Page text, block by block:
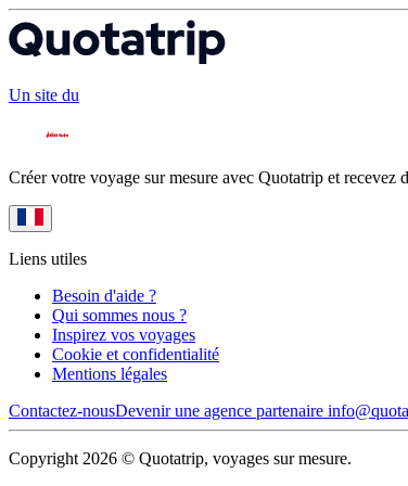
Un site du
Créer votre voyage sur mesure avec Quotatrip et recevez
Liens utiles
Besoin d'aide ?
Qui sommes nous ?
Inspirez vos voyages
Cookie et confidentialité
Mentions légales
Contactez-nousDevenir une agence partenaire
Copyright 2026 © Quotatrip, voyages sur mesure.